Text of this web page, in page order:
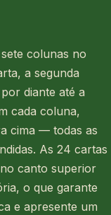
colunas no
a segunda
diante até a
cada coluna,
cima — todas as
As 24 cartas
canto superior
o que garante
e apresente um